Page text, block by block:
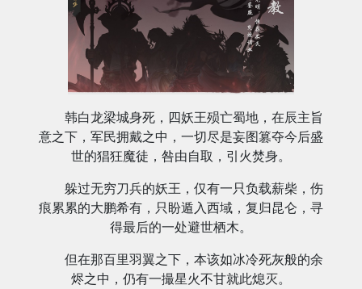
韩白龙梁城身死，四妖王殒亡蜀地，在辰主旨
意之下，军民拥戴之中，一切尽是妄图篡夺今后盛
世的猖狂魔徒，咎由自取，引火焚身。
躲过无穷刀兵的妖王，仅有一只负载薪柴，伤
痕累累的大鹏希有，只盼遁入西域，复归昆仑，寻
得最后的一处避世栖木。
但在那百里羽翼之下，本该如冰冷死灰般的余
烬之中，仍有一撮星火不甘就此熄灭。